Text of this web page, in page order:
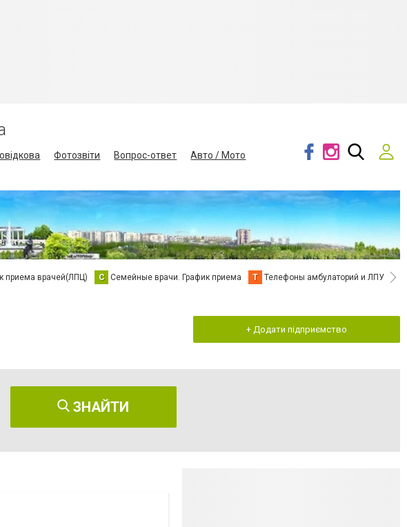
Фотозвіти Вопрос-ответ
Авто / Мото
приема врачей(ЛПЦ) С Семейные врачи. График приема Т Телефоны амбулаторий и ЛПУ В
+ Додати підприємство
ЗНАЙТИ